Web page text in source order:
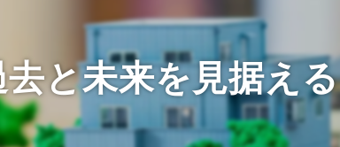
戸建
マンション
と未来を見据える